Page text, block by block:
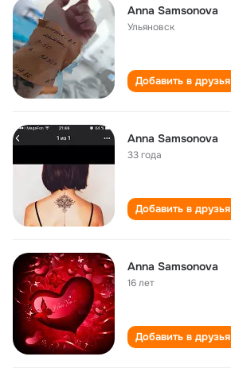
Anna Samsonova
Ульяновск
Добавить в друзья
Anna Samsonova
33 года
Добавить в друзья
Anna Samsonova
16 лет
Добавить в друзья